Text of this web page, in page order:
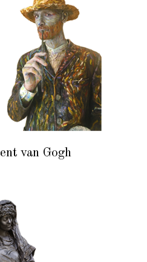
van Gogh